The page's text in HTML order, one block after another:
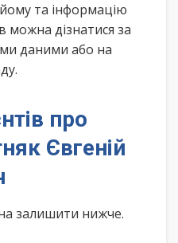
та інформацію
можна дізнатися за
даними або на
про
Євгеній
залишити нижче.